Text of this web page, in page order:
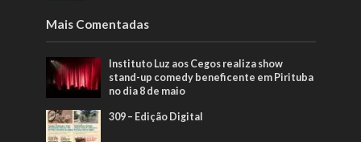
Mais Comentadas
Instituto Luz aos Cegos realiza show
stand-up comedy beneficente em Pirituba
no dia 8 de maio
309 – Edição Digital